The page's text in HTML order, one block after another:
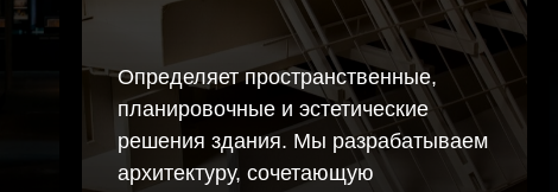
Определяет пространственные,
планировочные и эстетические
решения здания. Мы разрабатываем
архитектуру, сочетающую